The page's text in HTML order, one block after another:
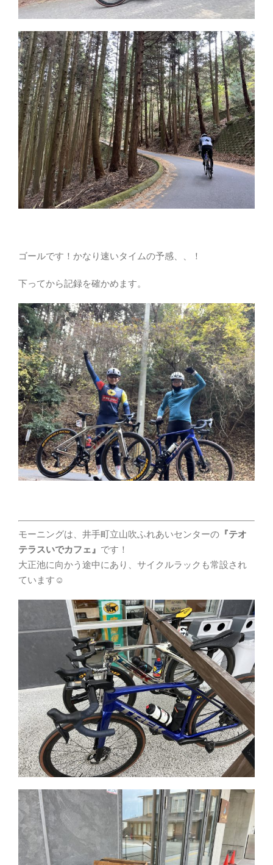
ゴールです！かなり速いタイムの予感、、！
下ってから記録を確かめます。
モーニングは、井手町立山吹ふれあいセンターの 『テオ
テラスいでカフェ』 です！
大正池に向かう途中にあり、サイクルラックも常設され
ています☺